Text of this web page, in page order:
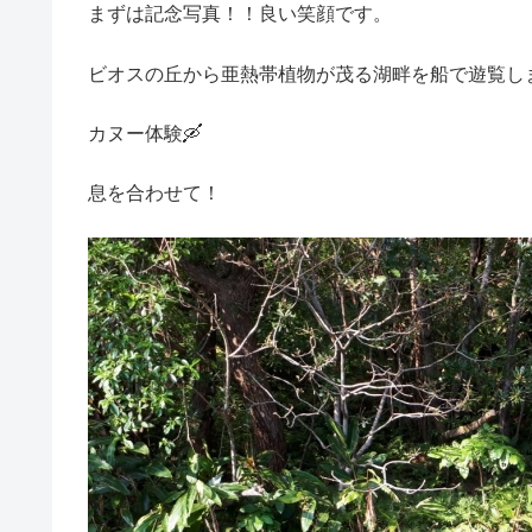
まずは記念写真！！良い笑顔です。
ビオスの丘から亜熱帯植物が茂る湖畔を船で遊覧し
カヌー体験🛶
息を合わせて！